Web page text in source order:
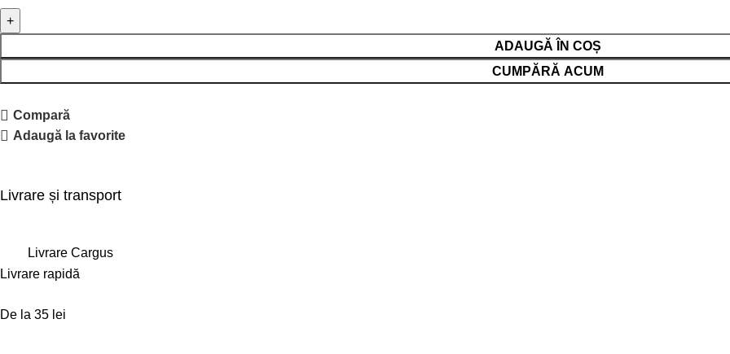
ADAUGĂ ÎN COȘ
CUMPĂRĂ ACUM
Compară
Adaugă la favorite
Livrare și transport
Livrare Cargus
Livrare rapidă
De la 35 lei